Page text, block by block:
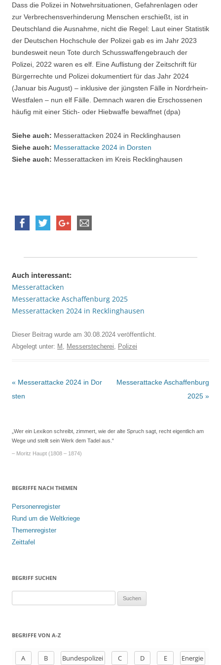
Dass die Polizei in Notwehrsituationen, Gefahrenlagen oder
zur Verbrechensverhinderung Menschen erschießt, ist in
Deutschland die Ausnahme, nicht die Regel: Laut einer Statistik
der Deutschen Hochschule der Polizei gab es im Jahr 2023
bundesweit neun Tote durch Schusswaffengebrauch der
Polizei, 2022 waren es elf. Eine Auflistung der Zeitschrift für
Bürgerrechte und Polizei dokumentiert für das Jahr 2024
(Januar bis August) – inklusive der jüngsten Fälle in Nordrhein-
Westfalen – nun elf Fälle. Demnach waren die Erschossenen
häufig mit einer Stich- oder Hiebwaffe bewaffnet (dpa)
Siehe auch: Messerattacken 2024 in Recklinghausen
Siehe auch: Messerattacke 2024 in Dorsten
Siehe auch: Messerattacken im Kreis Recklinghausen
Auch interessant:
Messerattacken
Messerattacke Aschaffenburg 2025
Messerattacken 2024 in Recklinghausen
Dieser Beitrag wurde am 30.08.2024 veröffentlicht.
Abgelegt unter: M Messerstecherei Polizei
Beitrags-
Navigation
« Messerattacke 2024 in Dor
sten
Messerattacke Aschaffenburg
2025 »
„Wer ein Lexikon schreibt, zimmert, wie der alte Spruch sagt, recht eigentlich am
Wege und stellt sein Werk dem Tadel aus.“
– Moritz Haupt (1808 – 1874)
BEGRIFFE NACH THEMEN
Personenregister
Rund um die Weltkriege
Themenregister
Zeittafel
BEGRIFF SUCHEN
h
BEGRIFFE VON A-Z
A B Bundespolizei C D E Energie